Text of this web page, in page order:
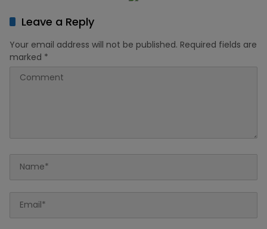
Leave a Reply
Your email address will not be published. Required fields are
marked *